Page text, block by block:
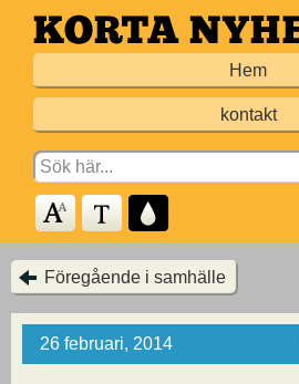
Hoppa
till
Hem
kontakt
Search
for:
Föregående i samhälle
26 februari, 2014